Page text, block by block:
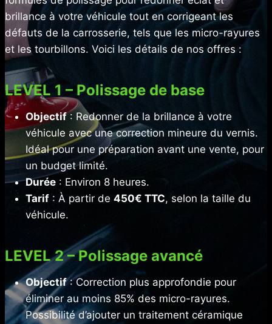
brillance à votre véhicule tout en corrigeant les
défauts de la carrosserie, tels que les micro-rayures
et les tourbillons. Voici les détails de nos offres :
LEVEL 1 – Polissage de base
Objectif: Redonner de la brillance à votre
véhicule avec une correction mineure du vernis.
Idéal pour une préparation avant une vente, pour
un budget limité.
Durée : Environ 8 heures.
Tarif : À partir de 450€ TTC, selon la taille du
véhicule.
LEVEL 2 – Polissage avancé
Objectif: Correction plus approfondie pour
éliminer au moins 85% des micro-rayures.
Possibilité d’ajouter un traitement céramique